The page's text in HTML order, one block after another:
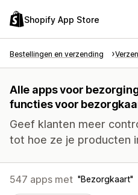
Shopify App Store
Bestellingen en verzending
Alle apps voor
functies voor
Geef klanten meer
tot hoe ze je producten
547 apps met Bezorgkaart